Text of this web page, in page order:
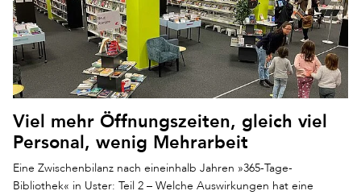
Viel mehr Öffnungszeiten, gleich viel
Personal, wenig Mehrarbeit
Eine Zwischenbilanz nach eineinhalb Jahren »365-Tage-
Bibliothek« in Uster: Teil 2 – Welche Auswirkungen hat eine